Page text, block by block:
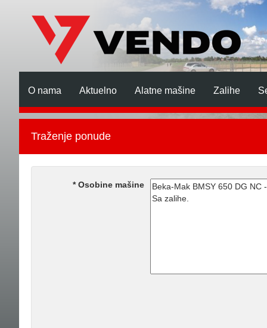
O nama Aktuelno Alatne mašine Zalihe
Traženje ponude
Osobine mašine